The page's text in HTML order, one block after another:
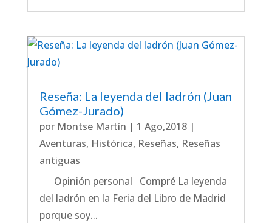
Reseña: La leyenda del ladrón (Juan
Gómez-Jurado)
por Montse Martín | 1 Ago,2018|
Aventuras, Histórica, Reseñas, Reseñas
antiguas
Opinión personal Compré La leyenda
del ladrón en la Feria del Libro de Madrid
porque soy...